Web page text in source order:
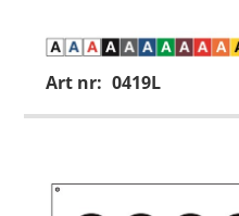
Art nr: 0419L